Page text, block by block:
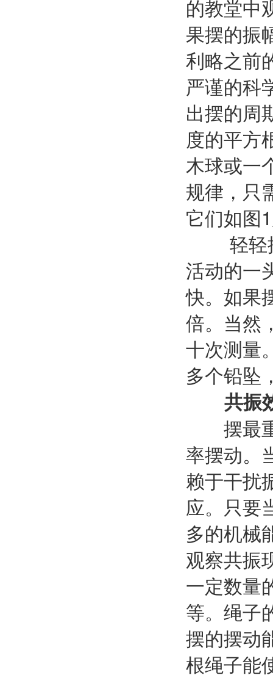
的教堂中
果摆的振
利略之前
严谨的科
出摆的周
度的平方
木球或一
规律，只
它们如图
轻轻推
活动的一
快。如果
倍。当然
十次测量
多个铅坠
共振
摆最重
率摆动。
赖于干扰
应。只要
多的机械
观察共振
一定数量
等。绳子
摆的摆动
根绳子能